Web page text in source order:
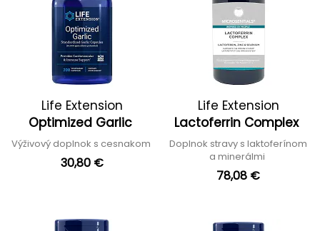
Life Extension
Optimized Garlic
Výživový doplnok s cesnakom
30,80 €
Life Extension
Lactoferrin Complex
Doplnok stravy s laktoferínom
a minerálmi
78,08 €